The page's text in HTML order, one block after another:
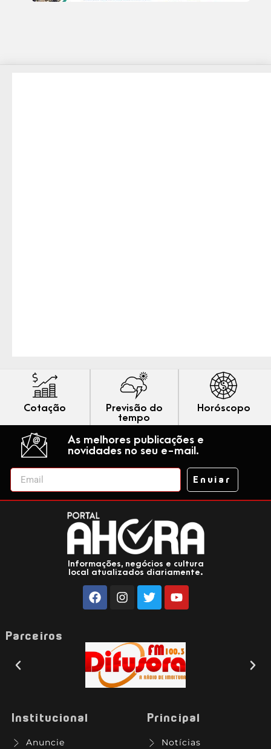
Cotação
Previsão do
tempo
Horóscopo
As melhores publicações e
novidades no seu e-mail.
Enviar
Informações, negócios e cultura
local atualizados diariamente.
Parceiros
Institucional
Anuncie
Principal
Notícias